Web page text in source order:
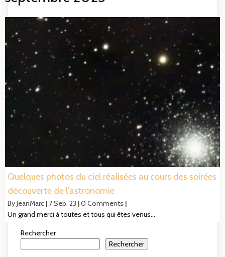
Quelques photos du ciel réalisées au cours des soirées
découverte de l’astronomie
ByJeanMarc | 7Sep, 23 |0 Comments |
Un grand merci à toutes et tous qui êtes venus…
Rechercher
Rechercher